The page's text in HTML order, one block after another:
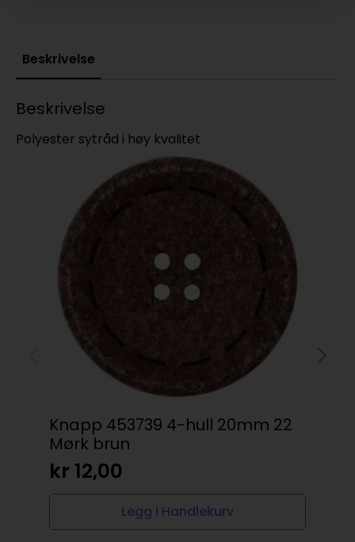
Beskrivelse
Beskrivelse
Polyester sytråd i høy kvalitet
Knapp 453739 4-hull 20mm 22
Mørk brun
kr 12,00
Legg I Handlekurv